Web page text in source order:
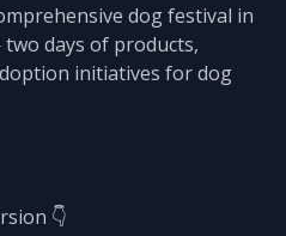
dog festival in
days of products,
initiatives for dog
👇